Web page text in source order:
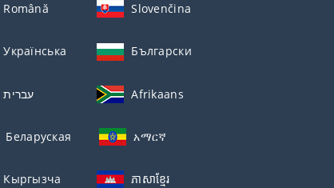
Română Slovenčina
Українська Български
עברית Afrikaans
Беларуская አማርኛ
Кыргызча ភាសាខ្មែរ